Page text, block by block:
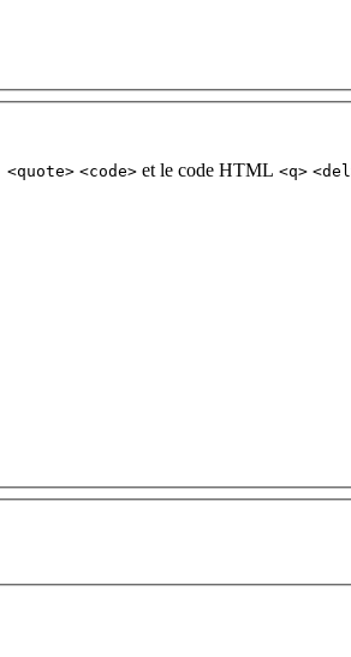
<quote> <code> et le code HTML <q>